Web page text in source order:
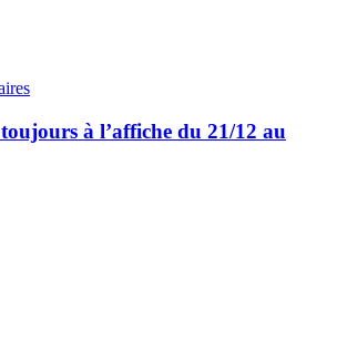
à l’affiche du 21/12 au